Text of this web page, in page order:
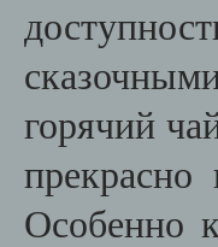
горячий
Особенно